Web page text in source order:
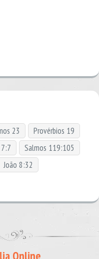
23
Provérbios 19
Salmos 119:105
João 8:32
Online